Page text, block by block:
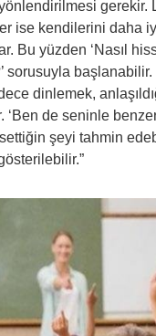
gerekir.
ise kendilerini daha
Bu yüzden ‘Nasıl
sorusuyla
dinlemek,
‘Ben de seninle
şeyi tahmin